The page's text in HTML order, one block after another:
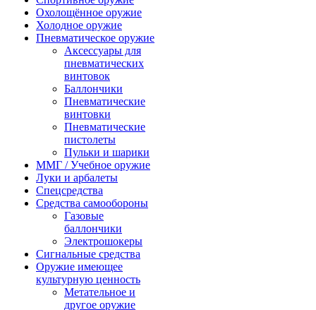
Охолощённое оружие
Холодное оружие
Пневматическое оружие
Аксессуары для
пневматических
винтовок
Баллончики
Пневматические
винтовки
Пневматические
пистолеты
Пульки и шарики
ММГ / Учебное оружие
Луки и арбалеты
Спецсредства
Средства самообороны
Газовые
баллончики
Электрошокеры
Сигнальные средства
Оружие имеющее
культурную ценность
Метательное и
другое оружие